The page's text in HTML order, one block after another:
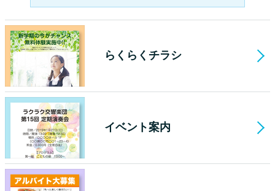
らくらくチラシ
イベント案内